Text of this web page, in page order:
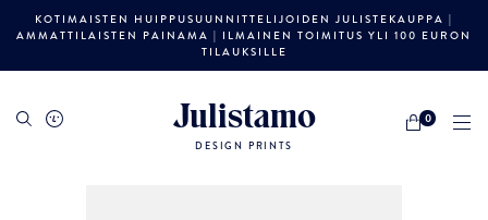
KOTIMAISTEN HUIPPUSUUNNITTELIJOIDEN JULISTEKAUPPA |
AMMATTILAISTEN PAINAMA | ILMAINEN TOIMITUS YLI 100 EURON
TILAUKSILLE
Julistamo
DESIGN PRINTS
0